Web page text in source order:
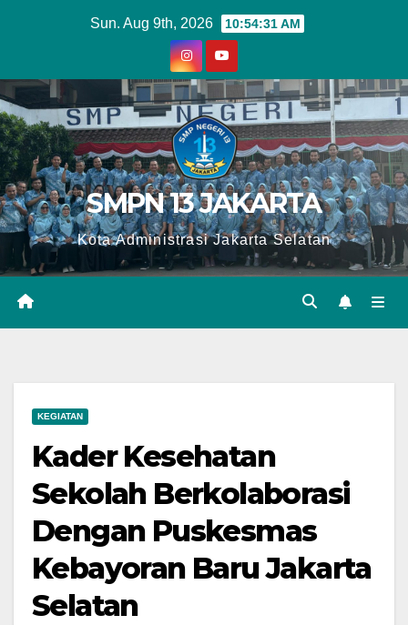
Sun. Aug 9th, 2026 10:54:32 AM
SMPN 13 JAKARTA
Kota Administrasi Jakarta Selatan
KEGIATAN
Kader Kesehatan
Sekolah Berkolaborasi
Dengan Puskesmas
Kebayoran Baru Jakarta
Selatan